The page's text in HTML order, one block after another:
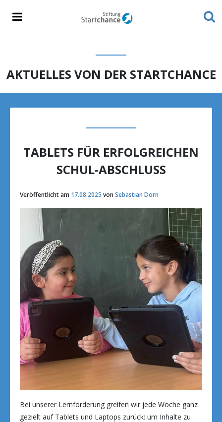
AKTUELLES VON DER STARTCHANCE
TABLETS FÜR ERFOLGREICHEN
SCHUL-ABSCHLUSS
Veröffentlicht am 17.08.2025 vonSebastian Dorn
Bei unserer Lernförderung greifen wir jede Woche ganz
gezielt auf Tablets und Laptops zurück: um Inhalte zu